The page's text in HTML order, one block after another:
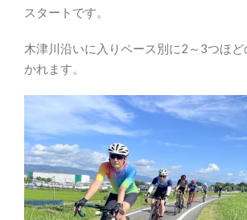
スタートです。
木津川沿いに入りペース別に2～3つほ
かれます。